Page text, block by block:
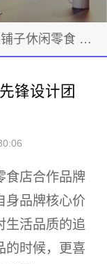
子休闲零食 >
锋设计团
食店合作品牌
身品牌核心价
生活品质的追
的时候，更喜